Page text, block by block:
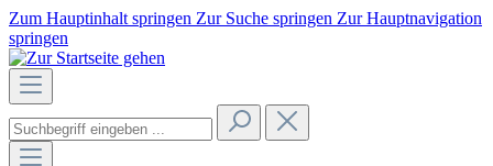
Zum Hauptinhalt springen Zur Suche springen Zur Hauptnavigation
springen